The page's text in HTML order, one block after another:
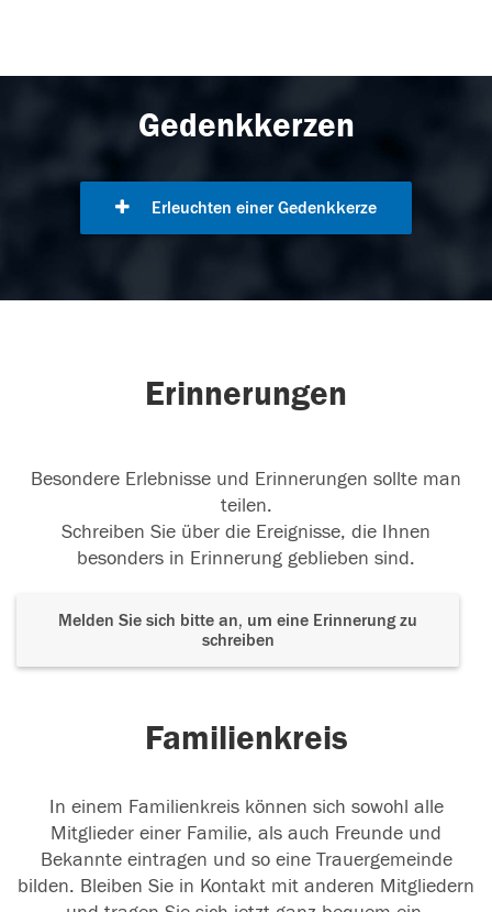
Gedenkkerzen
Erleuchten einer Gedenkkerze
Erinnerungen
Besondere Erlebnisse und Erinnerungen sollte man
teilen.
Schreiben Sie über die Ereignisse, die Ihnen
besonders in Erinnerung geblieben sind.
Melden Sie sich bitte an, um eine Erinnerung zu
schreiben
Familienkreis
In einem Familienkreis können sich sowohl alle
Mitglieder einer Familie, als auch Freunde und
Bekannte eintragen und so eine Trauergemeinde
bilden. Bleiben Sie in Kontakt mit anderen Mitgliedern